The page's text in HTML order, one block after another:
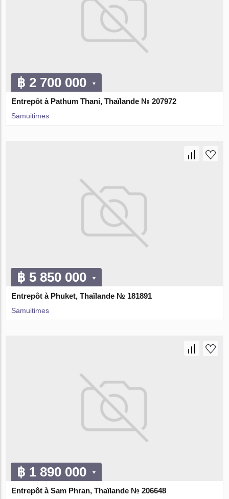
฿ 2 700 000
Entrepôt à Pathum Thani, Thaïlande № 207972
Samuitimes
฿ 5 850 000
Entrepôt à Phuket, Thaïlande № 181891
Samuitimes
฿ 1 890 000
Entrepôt à Sam Phran, Thaïlande № 206648